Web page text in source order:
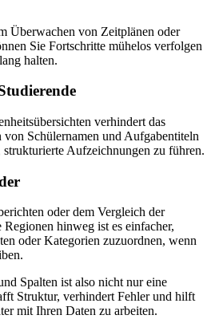
Überwachen von Zeitplänen oder
Sie Fortschritte mühelos verfolgen
halten.
verhindert das
von Schülernamen und Aufgabentiteln
Aufzeichnungen zu führen.
oder dem Vergleich der
hinweg ist es einfacher,
oder Kategorien zuzuordnen, wenn
Spalten ist also nicht nur eine
Struktur, verhindert Fehler und hilft
mit Ihren Daten zu arbeiten.